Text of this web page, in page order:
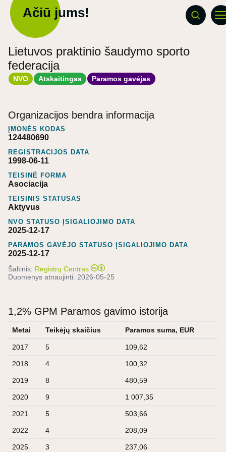
Ačiū jums!
Lietuvos praktinio šaudymo sporto
federacija
NVO Atskaitingas Paramos gavėjas
Organizacijos bendra informacija
ĮMONĖS KODAS
124480690
REGISTRACIJOS DATA
1998-06-11
TEISINĖ FORMA
Asociacija
TEISINIS STATUSAS
Aktyvus
NVO STATUSO ĮSIGALIOJIMO DATA
2025-12-17
PARAMOS GAVĖJO STATUSO ĮSIGALIOJIMO DATA
2025-12-17
Šaltinis: Registrų Centras
Duomenys atnaujinti: 2026-05-25
1,2% GPM Paramos gavimo istorija
Metai Teikėjų skaičius Paramos suma, EUR
2017 5 109,62
2018 4 100,32
2019 8 480,59
2020 9 1 007,35
2021 5 503,66
2022 4 208,09
2025 3 237,06